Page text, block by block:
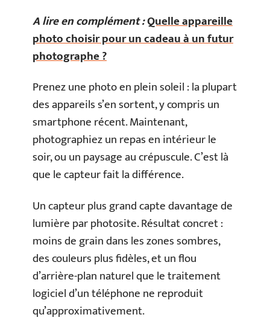
A lire en complément :Quelle appareille
photo choisir pour un cadeau à un futur
photographe ?
Prenez une photo en plein soleil : la plupart
des appareils s’en sortent, y compris un
smartphone récent. Maintenant,
photographiez un repas en intérieur le
soir, ou un paysage au crépuscule. C’est là
que le capteur fait la différence.
Un capteur plus grand capte davantage de
lumière par photosite. Résultat concret :
moins de grain dans les zones sombres,
des couleurs plus fidèles, et un flou
d’arrière-plan naturel que le traitement
logiciel d’un téléphone ne reproduit
qu’approximativement.